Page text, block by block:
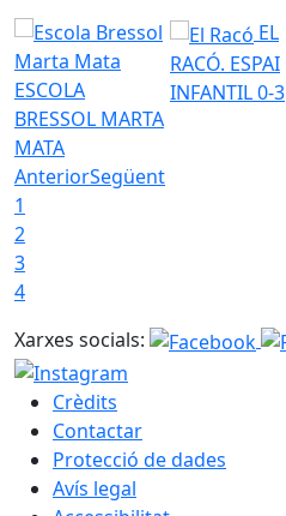
ESCOLA
BRESSOL MARTA
MATA
EL
RACÓ. ESPAI
INFANTIL 0-3
AnteriorSegüent
1
2
3
4
Xarxes socials:
Crèdits
Contactar
Protecció de dades
Avís legal